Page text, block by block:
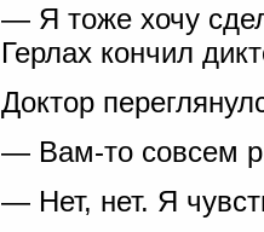
— Я тоже хочу
Герлах кончил
Доктор
— Вам-то совсем
— Нет, нет. Я